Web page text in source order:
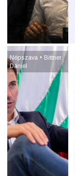
Népszava • Bittner
Dániel